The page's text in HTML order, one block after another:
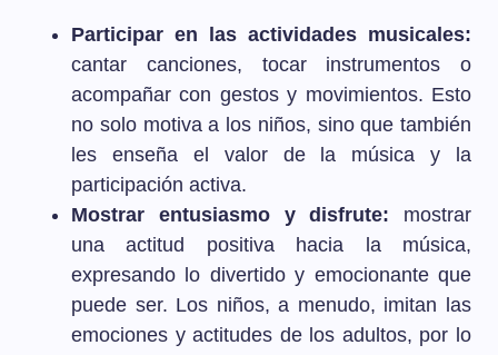
Participar en las actividades musicales:
cantar canciones, tocar instrumentos o
acompañar con gestos y movimientos. Esto
no solo motiva a los niños, sino que también
les enseña el valor de la música y la
participación activa.
Mostrar entusiasmo y disfrute: mostrar
una actitud positiva hacia la música,
expresando lo divertido y emocionante que
puede ser. Los niños, a menudo, imitan las
emociones y actitudes de los adultos, por lo